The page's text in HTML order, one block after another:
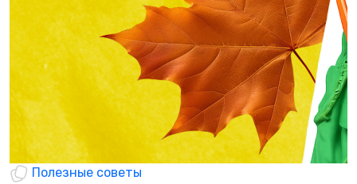
Полезные советы